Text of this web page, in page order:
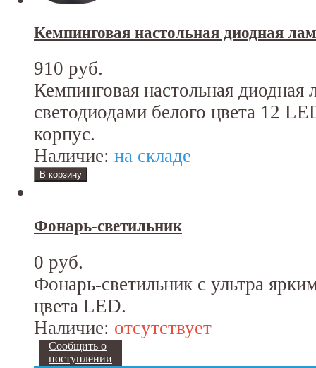
Кемпинговая настольная диодная
910 руб.
Кемпинговая настольная диодная
светодиодами белого цвета 12
корпус.
Наличие: на складе
Фонарь-светильник
0 руб.
Фонарь-светильник с ультра
цвета LED.
Наличие: отсутствует
Сообщить о
поступлении